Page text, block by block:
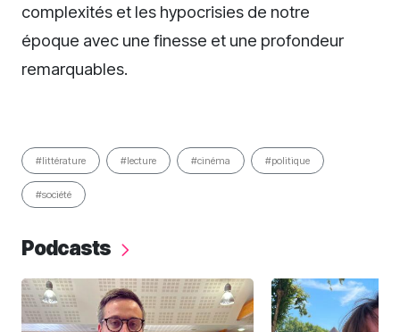
complexités et les hypocrisies de notre
époque avec une finesse et une profondeur
remarquables.
#littérature #lecture #cinéma #politique
#société
Podcasts